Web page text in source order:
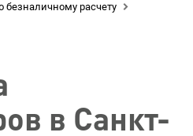
безналичному расчету 
в Санкт-